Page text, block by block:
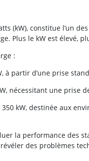
(kW), constitue l’un
Plus le kW est élevé,
:
à partir d’une prise
nécessitant une prise
kW, destinée aux
la performance des
des problèmes